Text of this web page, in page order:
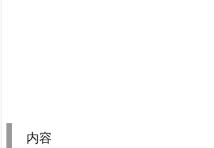
内容